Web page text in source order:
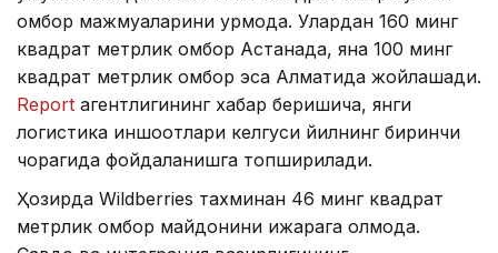
омбор мажмуаларини қурмоқда. Улардан 160 минг
квадрат метрлик омбор Астанада, яна 100 минг
квадрат метрлик омбор эса Алматида жойлашади.
Report агентлигининг хабар беришича, янги
логистика иншоотлари келгуси йилнинг биринчи
чорагида фойдаланишга топширилади.
Ҳозирда Wildberries тахминан 46 минг квадрат
метрлик омбор майдонини ижарага олмоқда.